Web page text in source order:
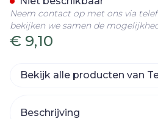
€ 9,10
Neem contact op met ons via
bekijken we samen de
Bekijk alle producten van
Beschrijving